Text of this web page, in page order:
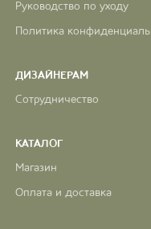
Руководство по уходу
Политика
ДИЗАЙНЕРАМ
Сотрудничество
КАТАЛОГ
Магазин
Оплата и доставка